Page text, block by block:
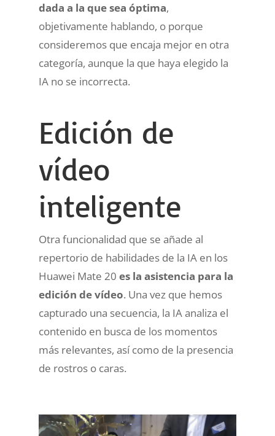
dada a la que sea óptima,
objetivamente hablando, o porque
consideremos que encaja mejor en otra
categoría, aunque la que haya elegido la
IA no se incorrecta.
Edición de
vídeo
inteligente
Otra funcionalidad que se añade al
repertorio de habilidades de la IA en los
Huawei Mate 20 es la asistencia para la
edición de vídeo. Una vez que hemos
capturado una secuencia, la IA analiza el
contenido en busca de los momentos
más relevantes, así como de la presencia
de rostros o caras.